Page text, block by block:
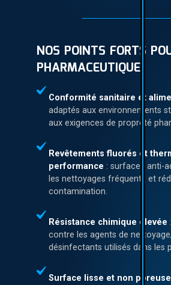
NOS POINTS FORTS
PHARMACEUTIQUE
Conformité sanitaire et
adaptés aux environnements
aux exigences de propreté
Revêtements fluorés et
performance : surfaces anti-
les nettoyages fréquents et
contamination.
Résistance chimique élevée
contre les agents de
désinfectants utilisés dans les
Surface lisse et non poreuse